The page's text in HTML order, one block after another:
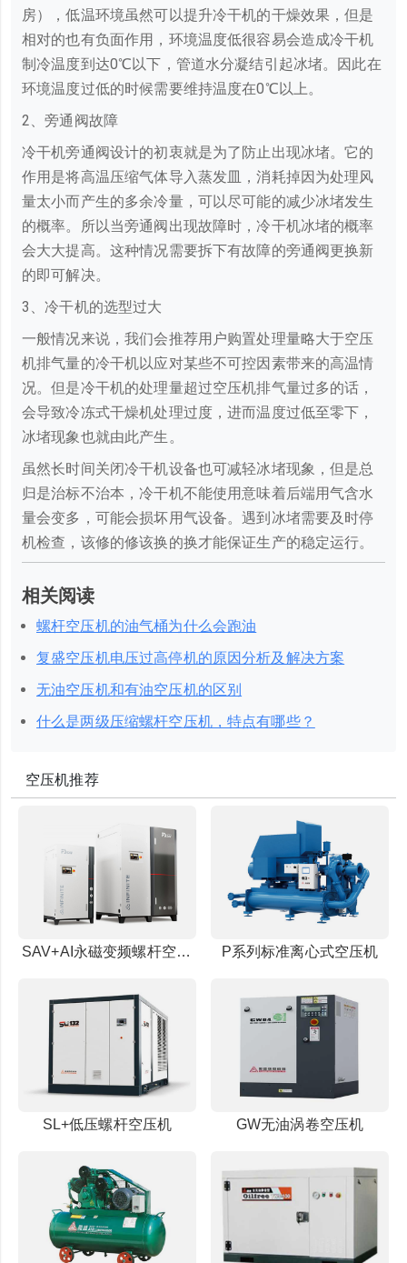
房），低温环境虽然可以提升冷干机的干燥效果，但是
相对的也有负面作用，环境温度低很容易会造成冷干机
制冷温度到达0℃以下，管道水分凝结引起冰堵。因此在
环境温度过低的时候需要维持温度在0℃以上。
2、旁通阀故障
冷干机旁通阀设计的初衷就是为了防止出现冰堵。它的
作用是将高温压缩气体导入蒸发皿，消耗掉因为处理风
量太小而产生的多余冷量，可以尽可能的减少冰堵发生
的概率。所以当旁通阀出现故障时，冷干机冰堵的概率
会大大提高。这种情况需要拆下有故障的旁通阀更换新
的即可解决。
3、冷干机的选型过大
一般情况来说，我们会推荐用户购置处理量略大于空压
机排气量的冷干机以应对某些不可控因素带来的高温情
况。但是冷干机的处理量超过空压机排气量过多的话，
会导致冷冻式干燥机处理过度，进而温度过低至零下，
冰堵现象也就由此产生。
虽然长时间关闭冷干机设备也可减轻冰堵现象，但是总
归是治标不治本，冷干机不能使用意味着后端用气含水
量会变多，可能会损坏用气设备。遇到冰堵需要及时停
机检查，该修的修该换的换才能保证生产的稳定运行。
相关阅读
螺杆空压机的油气桶为什么会跑油
复盛空压机电压过高停机的原因分析及解决方案
无油空压机和有油空压机的区别
什么是两级压缩螺杆空压机，特点有哪些？
空压机推荐
SAV+AI永磁变频螺杆空压机(IE5电机) P系列标准离心式空压机
SL+低压螺杆空压机 GW无油涡卷空压机